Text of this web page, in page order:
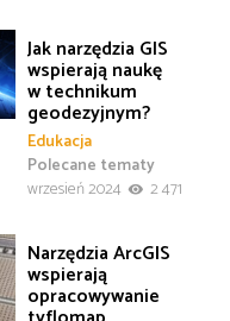
Jak narzędzia GIS
wspierają naukę
w technikum
geodezyjnym?
Edukacja
Polecane tematy
wrzesień 2024
2 471
Narzędzia ArcGIS
wspierają
opracowywanie